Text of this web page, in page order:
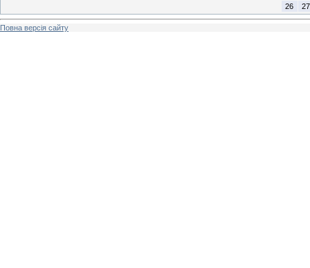
26
27
Повна версія сайту